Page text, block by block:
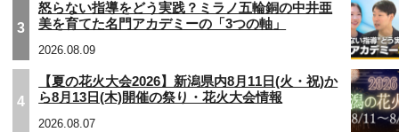
3
怒らない指導をどう実践？ミラノ五輪銅の中井亜
美を育てた名門アカデミーの「3つの軸」
2026.08.09
4
【夏の花火大会2026】新潟県内8月11日(火・祝)か
ら8月13日(木)開催の祭り・花火大会情報
2026.08.07